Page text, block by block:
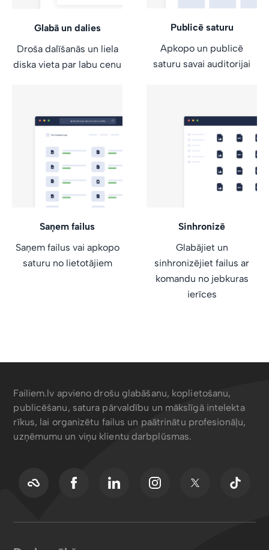
Glabā un dalies
Droša dalīšanās un liela
diska vieta par labu cenu
Publicē saturu
Apkopo un publicē
saturu savai auditorijai
Saņem failus
Saņem failus vai apkopo
saturu no lietotājiem
Sinhronizē
Glabājiet un
sinhronizējiet failus ar
komandu no jebkuras
ierīces
Failiem.lv apvieno drošu glabāšanu, koplietošanu,
publicēšanu, satura pārvaldību un mākslīgā intelekta
rīkus, lai organizētu failus un paātrinātu profesionāļu,
uzņēmumu un viņu klientu darbplūsmas.